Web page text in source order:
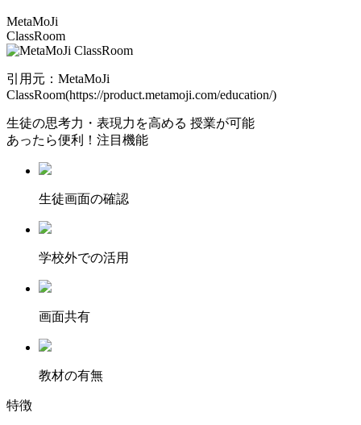
MetaMoJi
ClassRoom
引用元：MetaMoJi
ClassRoom(https://product.metamoji.com/education/)
生徒の思考力・表現力を高める 授業が可能
あったら便利！注目機能
⽣徒画⾯の確認
学校外での活用
画面共有
教材の有無
特徴